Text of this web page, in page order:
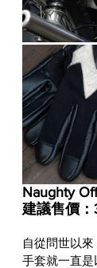
Naughty
建議售價
自從問世以
手套就一直